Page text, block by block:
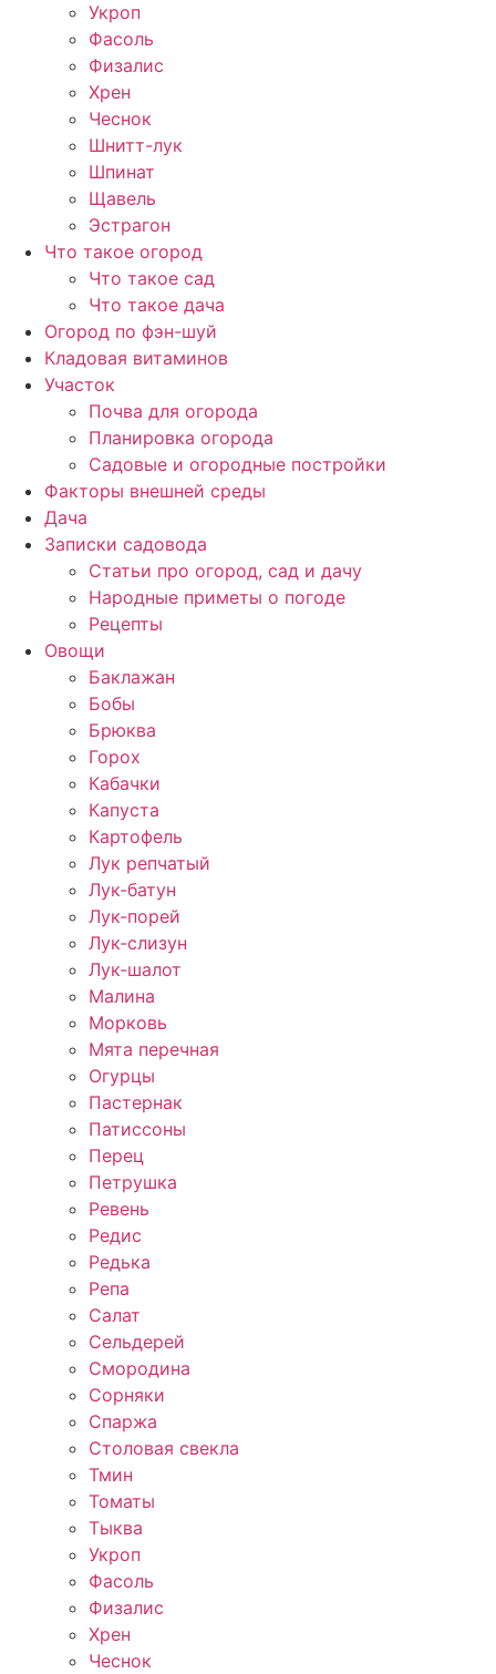
Укроп
Фасоль
Физалис
Хрен
Чеснок
Шнитт-лук
Шпинат
Щавель
Эстрагон
Что такое огород
Что такое сад
Что такое дача
Огород по фэн-шуй
Кладовая витаминов
Участок
Почва для огорода
Планировка огорода
Садовые и огородные постройки
Факторы внешней среды
Дача
Записки садовода
Статьи про огород, сад и дачу
Народные приметы о погоде
Рецепты
Овощи
Баклажан
Бобы
Брюква
Горох
Кабачки
Капуста
Картофель
Лук репчатый
Лук-батун
Лук-порей
Лук-слизун
Лук-шалот
Малина
Морковь
Мята перечная
Огурцы
Пастернак
Патиссоны
Перец
Петрушка
Ревень
Редис
Редька
Репа
Салат
Сельдерей
Смородина
Сорняки
Спаржа
Столовая свекла
Тмин
Томаты
Тыква
Укроп
Фасоль
Физалис
Хрен
Чеснок